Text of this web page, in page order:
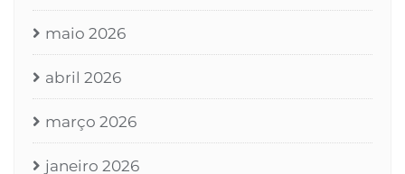
maio 2026
abril 2026
março 2026
janeiro 2026